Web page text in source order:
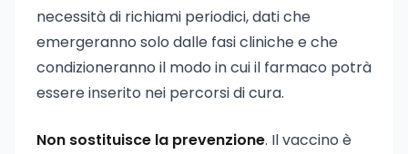
necessità di richiami periodici, dati che
emergeranno solo dalle fasi cliniche e che
condizioneranno il modo in cui il farmaco potrà
essere inserito nei percorsi di cura.
Non sostituisce la prevenzione. Il vaccino è